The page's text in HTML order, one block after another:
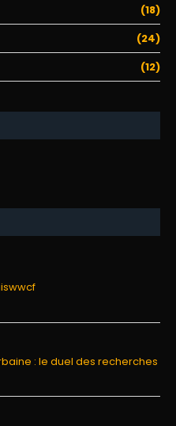
(18)
(24)
(12)
: le duel des recherches